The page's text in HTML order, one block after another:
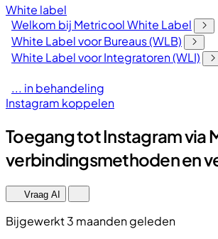
White label
Welkom bij Metricool White Label
White Label voor Bureaus (WLB)
White Label voor Integratoren (WLI)
... in behandeling
Instagram koppelen
Toegang tot Instagram via
verbindingsmethoden en
Vraag AI
Bijgewerkt 3 maanden geleden